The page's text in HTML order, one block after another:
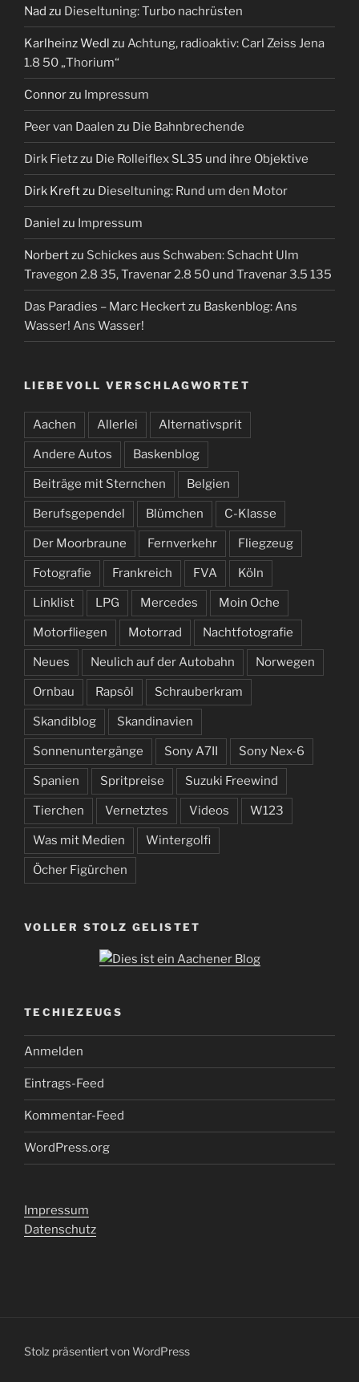
Nad zu Dieseltuning: Turbo nachrüsten
Karlheinz Wedl zu Achtung, radioaktiv: Carl Zeiss Jena
1.8 50 „Thorium“
Connorzu Impressum
Peer van Daalen zu Die Bahnbrechende
Dirk Fietzzu Die Rolleiflex SL35 und ihre Objektive
Dirk Kreftzu Dieseltuning: Rund um den Motor
Daniel zu Impressum
Norbertzu Schickes aus Schwaben: Schacht Ulm
Travegon 2.8 35, Travenar 2.8 50 und Travenar 3.5 135
Das Paradies – Marc Heckertzu Baskenblog: Ans
Wasser! Ans Wasser!
LIEBEVOLL VERSCHLAGWORTET
Aachen Allerlei Alternativsprit
Andere Autos Baskenblog
Beiträge mit Sternchen Belgien
Berufsgependel Blümchen C-Klasse
Der Moorbraune Fernverkehr Fliegzeug
Fotografie Frankreich FVA Köln
Linklist LPG Mercedes Moin Oche
Motorfliegen Motorrad Nachtfotografie
Neues Neulich auf der Autobahn Norwegen
Ornbau Rapsöl Schrauberkram
Skandiblog Skandinavien
Sonnenuntergänge Sony A7II Sony Nex-6
Spanien Spritpreise Suzuki Freewind
Tierchen Vernetztes Videos W123
Was mit Medien Wintergolfi
Öcher Figürchen
VOLLER STOLZ GELISTET
TECHIEZEUGS
Anmelden
Eintrags-Feed
Kommentar-Feed
WordPress.org
Impressum
Datenschutz
Stolz präsentiert von WordPress